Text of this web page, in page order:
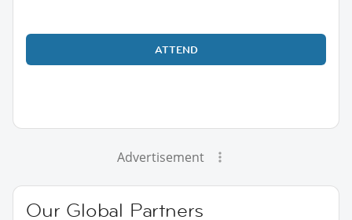
ATTEND
Advertisement
Our Global Partners